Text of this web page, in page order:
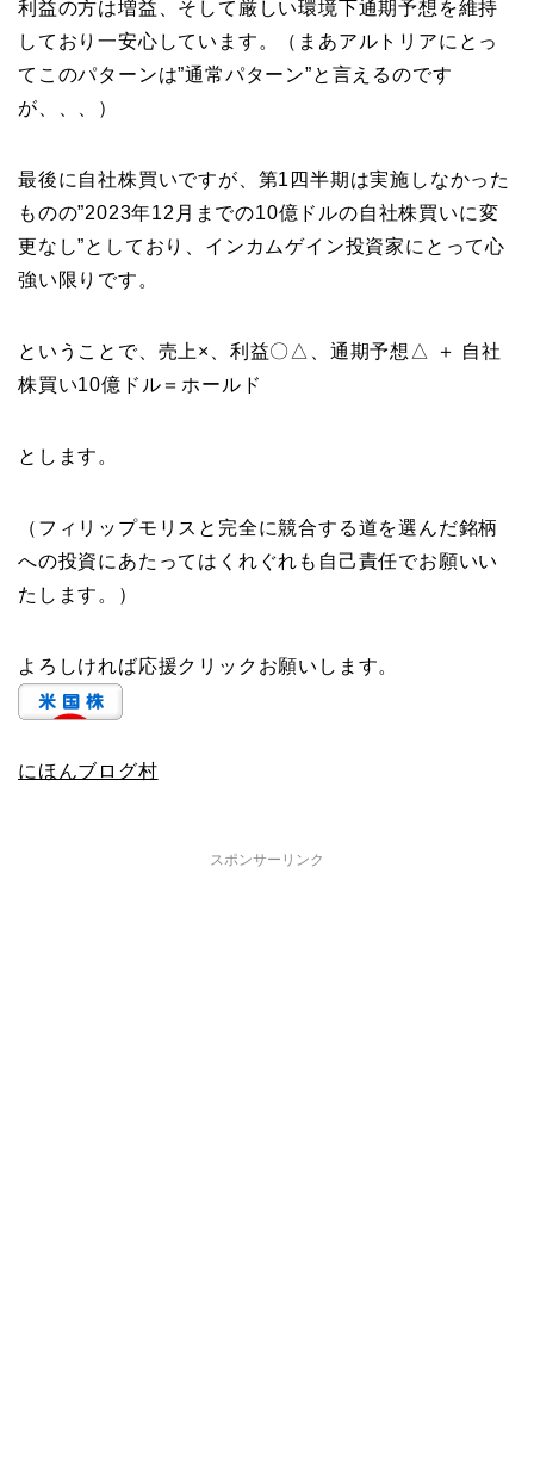
利益の方は増益、そして厳しい環境下通期予想を維持
しており一安心しています。（まあアルトリアにとっ
てこのパターンは”通常パターン”と言えるのです
が、、、）
最後に自社株買いですが、第1四半期は実施しなかった
ものの”2023年12月までの10億ドルの自社株買いに変
更なし”としており、インカムゲイン投資家にとって心
強い限りです。
ということで、売上×、利益〇△、通期予想△ ＋ 自社
株買い10億ドル＝ホールド
とします。
（フィリップモリスと完全に競合する道を選んだ銘柄
への投資にあたってはくれぐれも自己責任でお願いい
たします。）
よろしければ応援クリックお願いします。
にほんブログ村
スポンサーリンク